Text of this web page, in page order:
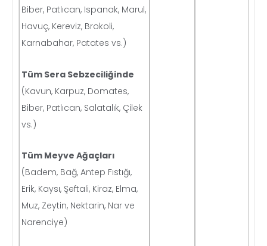
Biber, Patlıcan, Ispanak, Marul,
Havuç, Kereviz, Brokoli,
Karnabahar, Patates vs.)
Tüm Sera Sebzeciliğinde
(Kavun, Karpuz, Domates,
Biber, Patlıcan, Salatalık, Çilek
vs.)
Tüm Meyve Ağaçları
(Badem, Bağ, Antep Fıstığı,
Erik, Kaysı, Şeftali, Kiraz, Elma,
Muz, Zeytin, Nektarin, Nar ve
Narenciye)